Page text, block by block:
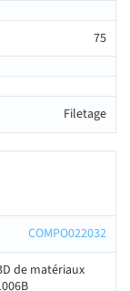
75
Filetage
COMPO022032
de matériaux